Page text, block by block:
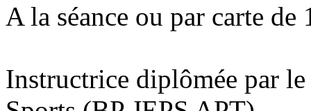
A la séance ou par carte de
Instructrice diplômée par le